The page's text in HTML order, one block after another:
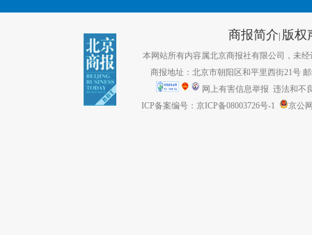
商报简介| 版权
本网站所有内容属北京商报社有限公司，未经
商报地址：北京市朝阳区和平里西街21号
网上有害信息举报 违法和不
ICP备案编号：京ICP备08003726号-1
京公